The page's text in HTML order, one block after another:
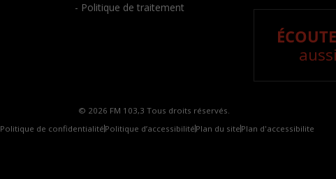
- Politique de traitement
© 2026 FM 103,3 Tous droits réservés.
Politique de confidentialité Politique d’accessibilité Plan du site Plan d'accessibilite